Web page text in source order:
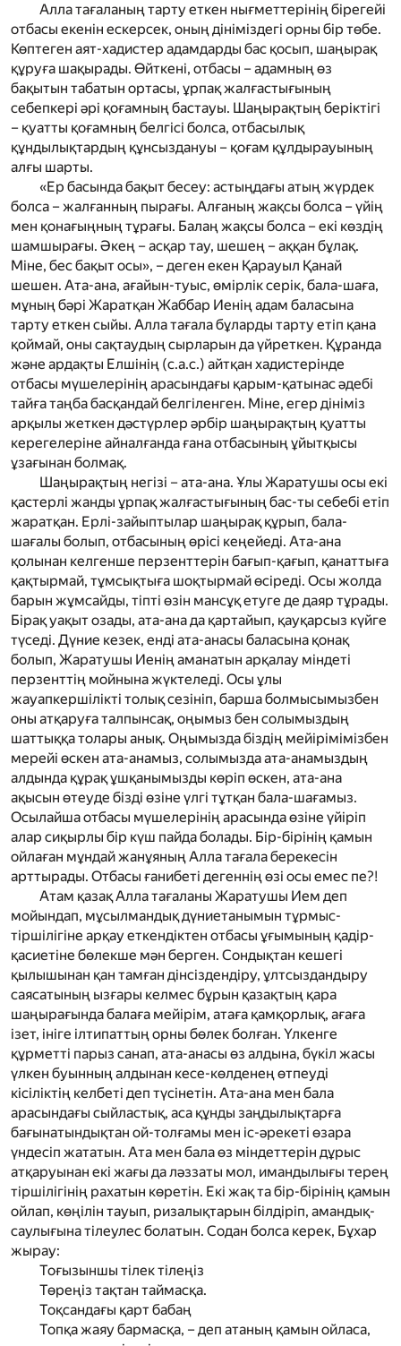
Алла тағаланың тарту еткен нығметтерінің бірегейі
отбасы екенін ескерсек, оның дініміздегі орны бір төбе.
Көптеген аят-хадистер адамдарды бас қосып, шаңырақ
құруға шақырады. Өйткені, отбасы – адамның өз
бақытын табатын ортасы, ұрпақ жалғастығының
себепкері әрі қоғамның бастауы. Шаңырақтың беріктігі
– қуатты қоғамның белгісі болса, отбасылық
құндылықтардың құнсыздануы – қоғам құлдырауының
алғы шарты.
«Ер басында бақыт бесеу: астыңдағы атың жүрдек
болса – жалғанның пырағы. Алғаның жақсы болса – үйің
мен қонағыңның тұрағы. Балаң жақсы болса – екі көздің
шамшырағы. Әкең – асқар тау, шешең – аққан бұлақ.
Міне, бес бақыт осы», – деген екен Қарауыл Қанай
шешен. Ата-ана, ағайын-туыс, өмірлік серік, бала-шаға,
мұның бәрі Жаратқан Жаббар Иенің адам баласына
тарту еткен сыйы. Алла тағала бұларды тарту етіп қана
қоймай, оны сақтаудың сырларын да үйреткен. Құранда
және ардақты Елшінің (с.а.с.) айтқан хадистерінде
отбасы мүшелерінің арасындағы қарым-қатынас әдебі
тайға таңба басқандай белгіленген. Міне, егер дініміз
арқылы жеткен дәстүрлер әрбір шаңырақтың қуатты
керегелеріне айналғанда ғана отбасының ұйытқысы
ұзағынан болмақ.
Шаңырақтың негізі – ата-ана. Ұлы Жаратушы осы екі
қастерлі жанды ұрпақ жалғастығының бас-ты себебі етіп
жаратқан. Ерлі-зайыптылар шаңырақ құрып, бала-
шағалы болып, отбасының өрісі кеңейеді. Ата-ана
қолынан келгенше перзенттерін бағып-қағып, қанаттыға
қақтырмай, тұмсықтыға шоқтырмай өсіреді. Осы жолда
барын жұмсайды, тіпті өзін мансұқ етуге де даяр тұрады.
Бірақ уақыт озады, ата-ана да қартайып, қауқарсыз күйге
түседі. Дүние кезек, енді ата-анасы баласына қонақ
болып, Жаратушы Иенің аманатын арқалау міндеті
перзенттің мойнына жүктеледі. Осы ұлы
жауапкершілікті толық сезініп, барша болмысымызбен
оны атқаруға талпынсақ, оңымыз бен солымыздың
шаттыққа толары анық. Оңымызда біздің мейірімімізбен
мерейі өскен ата-анамыз, солымызда ата-анамыздың
алдында құрақ ұшқанымызды көріп өскен, ата-ана
ақысын өтеуде бізді өзіне үлгі тұтқан бала-шағамыз.
Осылайша отбасы мүшелерінің арасында өзіне үйіріп
алар сиқырлы бір күш пайда болады. Бір-бірінің қамын
ойлаған мұндай жанұяның Алла тағала берекесін
арттырады. Отбасы ғанибеті дегеннің өзі осы емес пе?!
Атам қазақ Алла тағаланы Жаратушы Ием деп
мойындап, мұсылмандық дүниетанымын тұрмыс-
тіршілігіне арқау еткендіктен отбасы ұғымының қадір-
қасиетіне бөлекше мән берген. Сондықтан кешегі
қылышынан қан тамған дінсіздендіру, ұлтсыздандыру
саясатының ызғары келмес бұрын қазақтың қара
шаңырағында балаға мейірім, атаға қамқорлық, ағаға
ізет, ініге ілтипаттың орны бөлек болған. Үлкенге
құрметті парыз санап, ата-анасы өз алдына, бүкіл жасы
үлкен буынның алдынан кесе-көлденең өтпеуді
кісіліктің келбеті деп түсінетін. Ата-ана мен бала
арасындағы сыйластық, аса құнды заңдылықтарға
бағынатындықтан ой-толғамы мен іс-әрекеті өзара
үндесіп жататын. Ата мен бала өз міндеттерін дұрыс
атқаруынан екі жағы да ләззаты мол, имандылығы терең
тіршілігінің рахатын көретін. Екі жақ та бір-бірінің қамын
ойлап, көңілін тауып, ризалықтарын білдіріп, амандық-
саулығына тілеулес болатын. Содан болса керек, Бұхар
жырау:
Тоғызыншы тілек тілеңіз
Төреңіз тақтан таймасқа.
Тоқсандағы қарт бабаң
Топқа жаяу бармасқа, – деп атаның қамын ойласа,